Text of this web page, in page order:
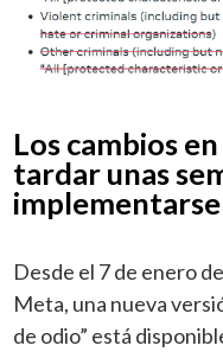
Los cambios
tardar unas
Desde el 7 de enero
Meta, una nueva
de odio” está